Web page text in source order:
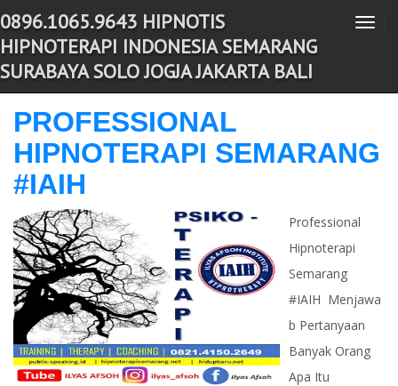
-->
T
g
e
o
0896.1065.9643 HIPNOTIS
HIPNOTERAPI INDONESIA SEMARANG
SURABAYA SOLO JOGJA JAKARTA BALI
PROFESSIONAL
HIPNOTERAPI SEMARANG
#IAIH
Professional
Hipnoterapi
Semarang
#IAIH Menjawa
b Pertanyaan
Banyak Orang
Apa Itu